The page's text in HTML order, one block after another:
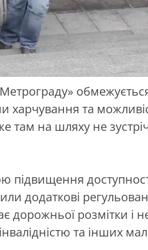
харчування та
там на шляху не
підвищення
додаткові
дорожньої розмітки і
та інших